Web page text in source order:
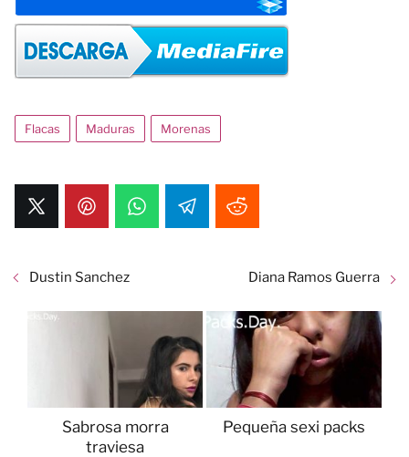
Flacas Maduras Morenas
Dustin Sanchez Diana Ramos Guerra
Sabrosa morra
traviesa
Pequeña sexi packs